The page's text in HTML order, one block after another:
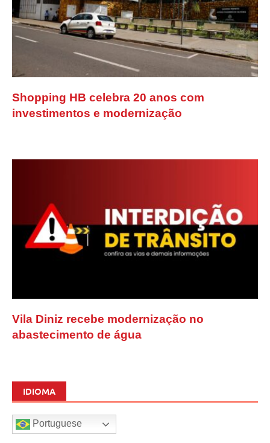
Shopping HB celebra 20 anos com
investimentos e modernização
Vila Diniz recebe modernização no
abastecimento de água
IDIOMA
Portuguese